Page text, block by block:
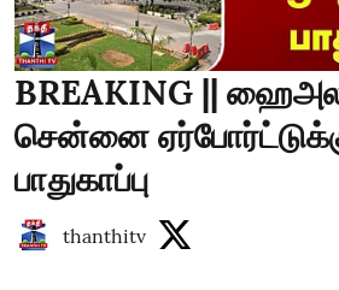
BREAKING ||
சென்னை
பாதுகாப்பு
thanthitv